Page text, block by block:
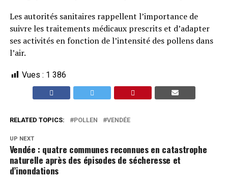
Les autorités sanitaires rappellent l’importance de
suivre les traitements médicaux prescrits et d’adapter
ses activités en fonction de l’intensité des pollens dans
l’air.
Vues : 1 386
RELATED TOPICS: POLLEN VENDÉE
UP NEXT
Vendée : quatre communes reconnues en catastrophe
naturelle après des épisodes de sécheresse et
d’inondations